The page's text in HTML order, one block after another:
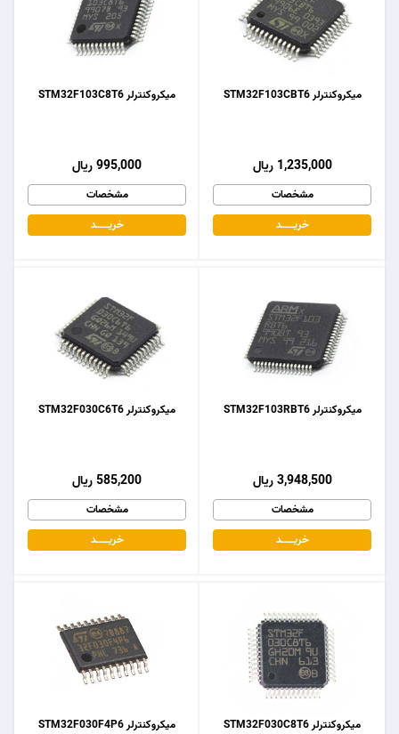
میکروکنترلر STM32F103C8T6
995,000 ریال
مشخصات
خریـــــــد
میکروکنترلر STM32F103CBT6
1,235,000 ریال
مشخصات
خریـــــــد
میکروکنترلر STM32F030C6T6
585,200 ریال
مشخصات
خریـــــــد
میکروکنترلر STM32F103RBT6
3,948,500 ریال
مشخصات
خریـــــــد
میکروکنترلر STM32F030F4P6 میکروکنترلر STM32F030C8T6